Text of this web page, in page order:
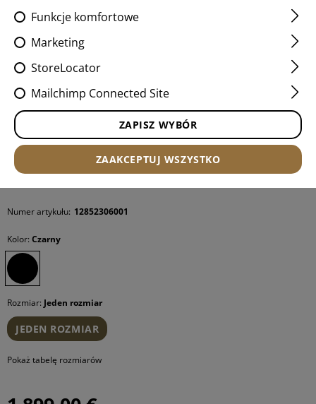
Numer artykułu: 12852306001
Kolor: Czarny
Rozmiar: Jeden rozmiar
JEDEN ROZMIAR
Pokaż tabelę rozmiarów
Funkcje komfortowe
Marketing
StoreLocator
Mailchimp Connected Site
ZAPISZ WYBÓR
ZAAKCEPTUJ WSZYSTKO